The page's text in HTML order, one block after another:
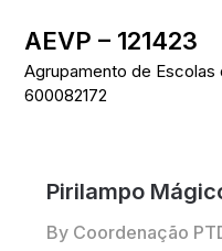
content
AEVP – 121423
Agrupamento de Escolas
600082172
Pirilampo
By Coordenação